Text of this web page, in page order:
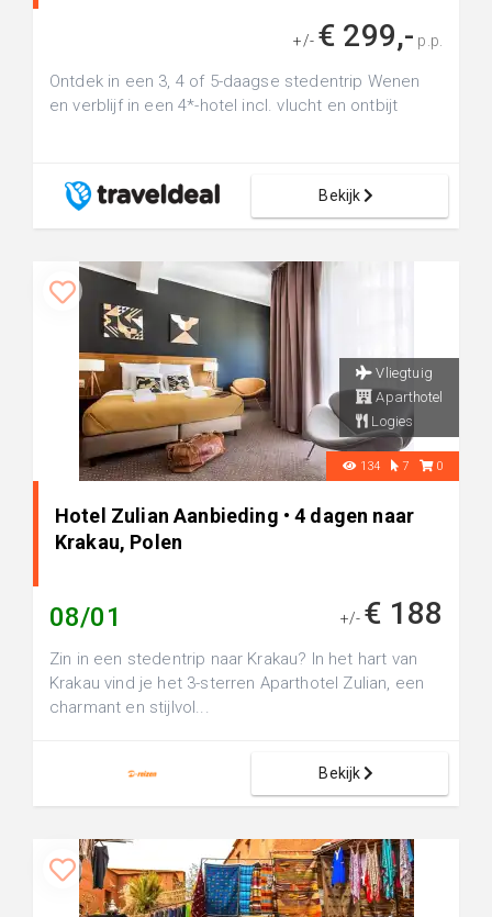
+/- € 299,- p.p.
Ontdek in een 3, 4 of 5-daagse stedentrip Wenen
en verblijf in een 4*-hotel incl. vlucht en ontbijt
Bekijk
Vliegtuig
Aparthotel
Logies
134 7 0
Hotel Zulian Aanbieding • 4 dagen naar
Krakau, Polen
08/01 +/- € 188
Zin in een stedentrip naar Krakau? In het hart van
Krakau vind je het 3-sterren Aparthotel Zulian, een
charmant en stijlvol...
Bekijk